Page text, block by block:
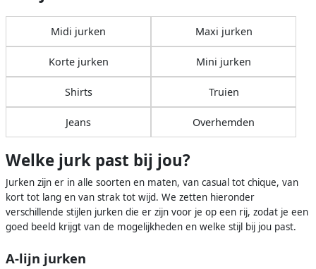
Midi jurken Maxi jurken
Korte jurken Mini jurken
Shirts Truien
Jeans Overhemden
Welke jurk past bij jou?
Jurken zijn er in alle soorten en maten, van casual tot chique, van
kort tot lang en van strak tot wijd. We zetten hieronder
verschillende stijlen jurken die er zijn voor je op een rij, zodat je een
goed beeld krijgt van de mogelijkheden en welke stijl bij jou past.
A-lijn jurken